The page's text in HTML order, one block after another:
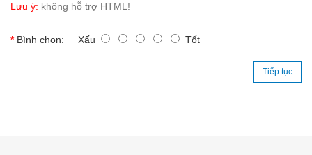
Lưu ý: không hỗ trợ HTML!
Bình chọn: Xấu Tốt
Tiếp tục